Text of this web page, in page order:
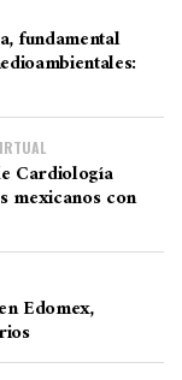
fundamental
Cardiología
mexicanos con
Edomex,